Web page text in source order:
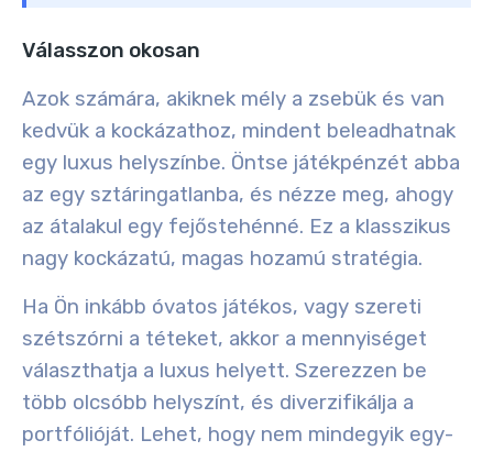
Válasszon okosan
Azok számára, akiknek mély a zsebük és van
kedvük a kockázathoz, mindent beleadhatnak
egy luxus helyszínbe. Öntse játékpénzét abba
az egy sztáringatlanba, és nézze meg, ahogy
az átalakul egy fejőstehénné. Ez a klasszikus
nagy kockázatú, magas hozamú stratégia.
Ha Ön inkább óvatos játékos, vagy szereti
szétszórni a téteket, akkor a mennyiséget
választhatja a luxus helyett. Szerezzen be
több olcsóbb helyszínt, és diverzifikálja a
portfólióját. Lehet, hogy nem mindegyik egy-